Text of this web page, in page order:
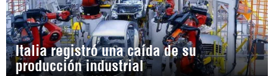
Italia registró una caída de su
producción industrial